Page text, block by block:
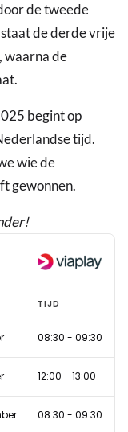
de tweede
de derde vrije
waarna de
begint op
tijd.
wie de
gewonnen.
TIJD
08:30 - 09:30
12:00 - 13:00
08:30 - 09:30